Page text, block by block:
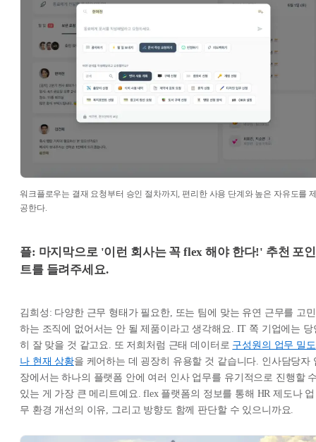
워크플로우는 결재 요청부터 승인 절차까지, 편리한 사용 단계와 높은 자유도를
공한다.
플: 마지막으로 '이런 회사는 꼭 flex 해야 한다!' 추천 포인
트를 들려주세요.
김희성: 다양한 근무 형태가 필요한, 또는 팀에 맞는 유연 근무를 고민
하는 조직에 없어서는 안 될 제품이라고 생각해요. IT 쪽 기업에는 당
히 잘 맞을 것 같고요. 또 저희처럼 근태 데이터로 구성원의 업무 밀도
나 현재 상황을 케어하는 데 굉장히 유용할 것 같습니다. 인사담당자
장에서는 하나의 플랫폼 안에 여러 인사 업무를 유기적으로 진행할
있는 게 가장 큰 메리트예요. flex 플랫폼의 정보를 통해 HR 제도나 업
무 환경 개선의 이유, 그리고 방향도 함께 판단할 수 있으니까요.